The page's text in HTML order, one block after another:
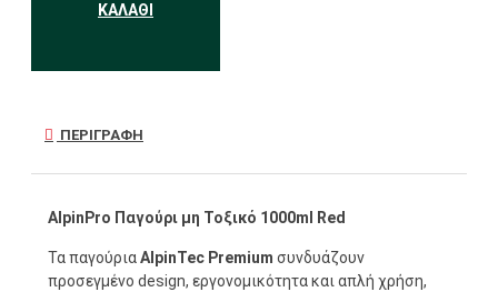
ΚΑΛΆΘΙ
ΠΕΡΙΓΡΑΦΉ
AlpinPro Παγούρι μη Τοξικό 1000ml Red
Τα παγούριαAlpinTec Premium συνδυάζουν
προσεγμένο design, εργονομικότητα και απλή χρήση,